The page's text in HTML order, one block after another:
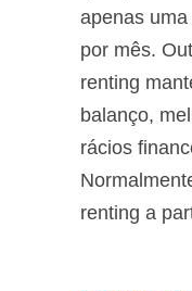
apenas
por mês.
renting
balanço,
rácios
renting a